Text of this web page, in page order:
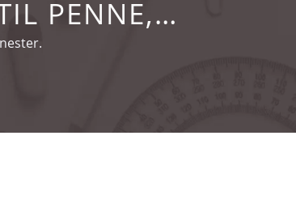
PENNE,